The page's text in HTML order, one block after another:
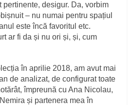
pertinente, desigur. Da, vorbim
– nu numai pentru spațiul
este încă favoritul etc.
ar fi da și nu ori și, și, cum
în aprilie 2018, am avut mai
de analizat, de configurat toate
împreună cu Ana Nicolau,
și partenera mea în